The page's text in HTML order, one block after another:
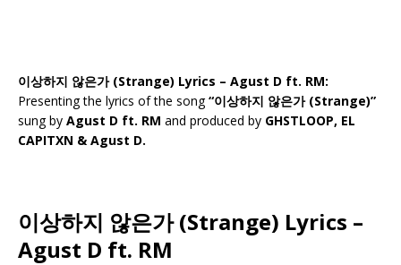
이상하지 않은가 (Strange) Lyrics – Agust D ft. RM:
Presenting the lyrics of the song“이상하지 않은가 (Strange)”
sung by Agust D ft. RM and produced by GHSTLOOP, EL
CAPITXN & Agust D.
이상하지 않은가 (Strange) Lyrics –
Agust D ft. RM